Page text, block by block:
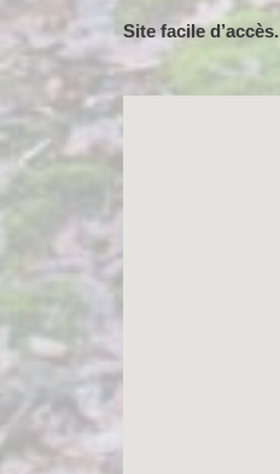
Site facile d’accès.